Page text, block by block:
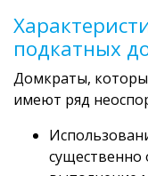
подкатных
Домкраты,
имеют ряд
существенно